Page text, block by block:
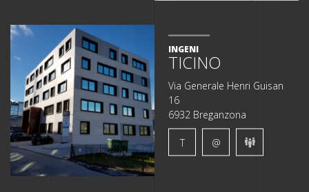
INGENI
TICINO
Via Generale Henri Guisan
16
6932 Breganzona
T @